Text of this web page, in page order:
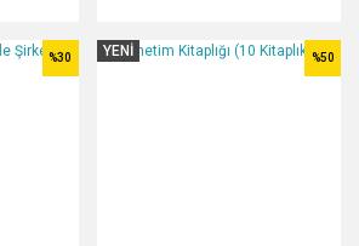
%30 YENİ %50